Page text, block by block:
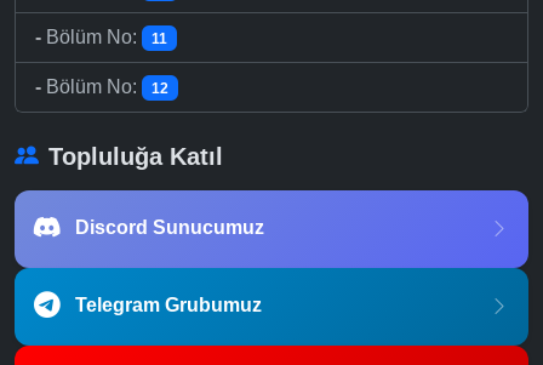
- Bölüm No: 11
- Bölüm No: 12
Topluluğa Katıl
Discord Sunucumuz
Telegram Grubumuz